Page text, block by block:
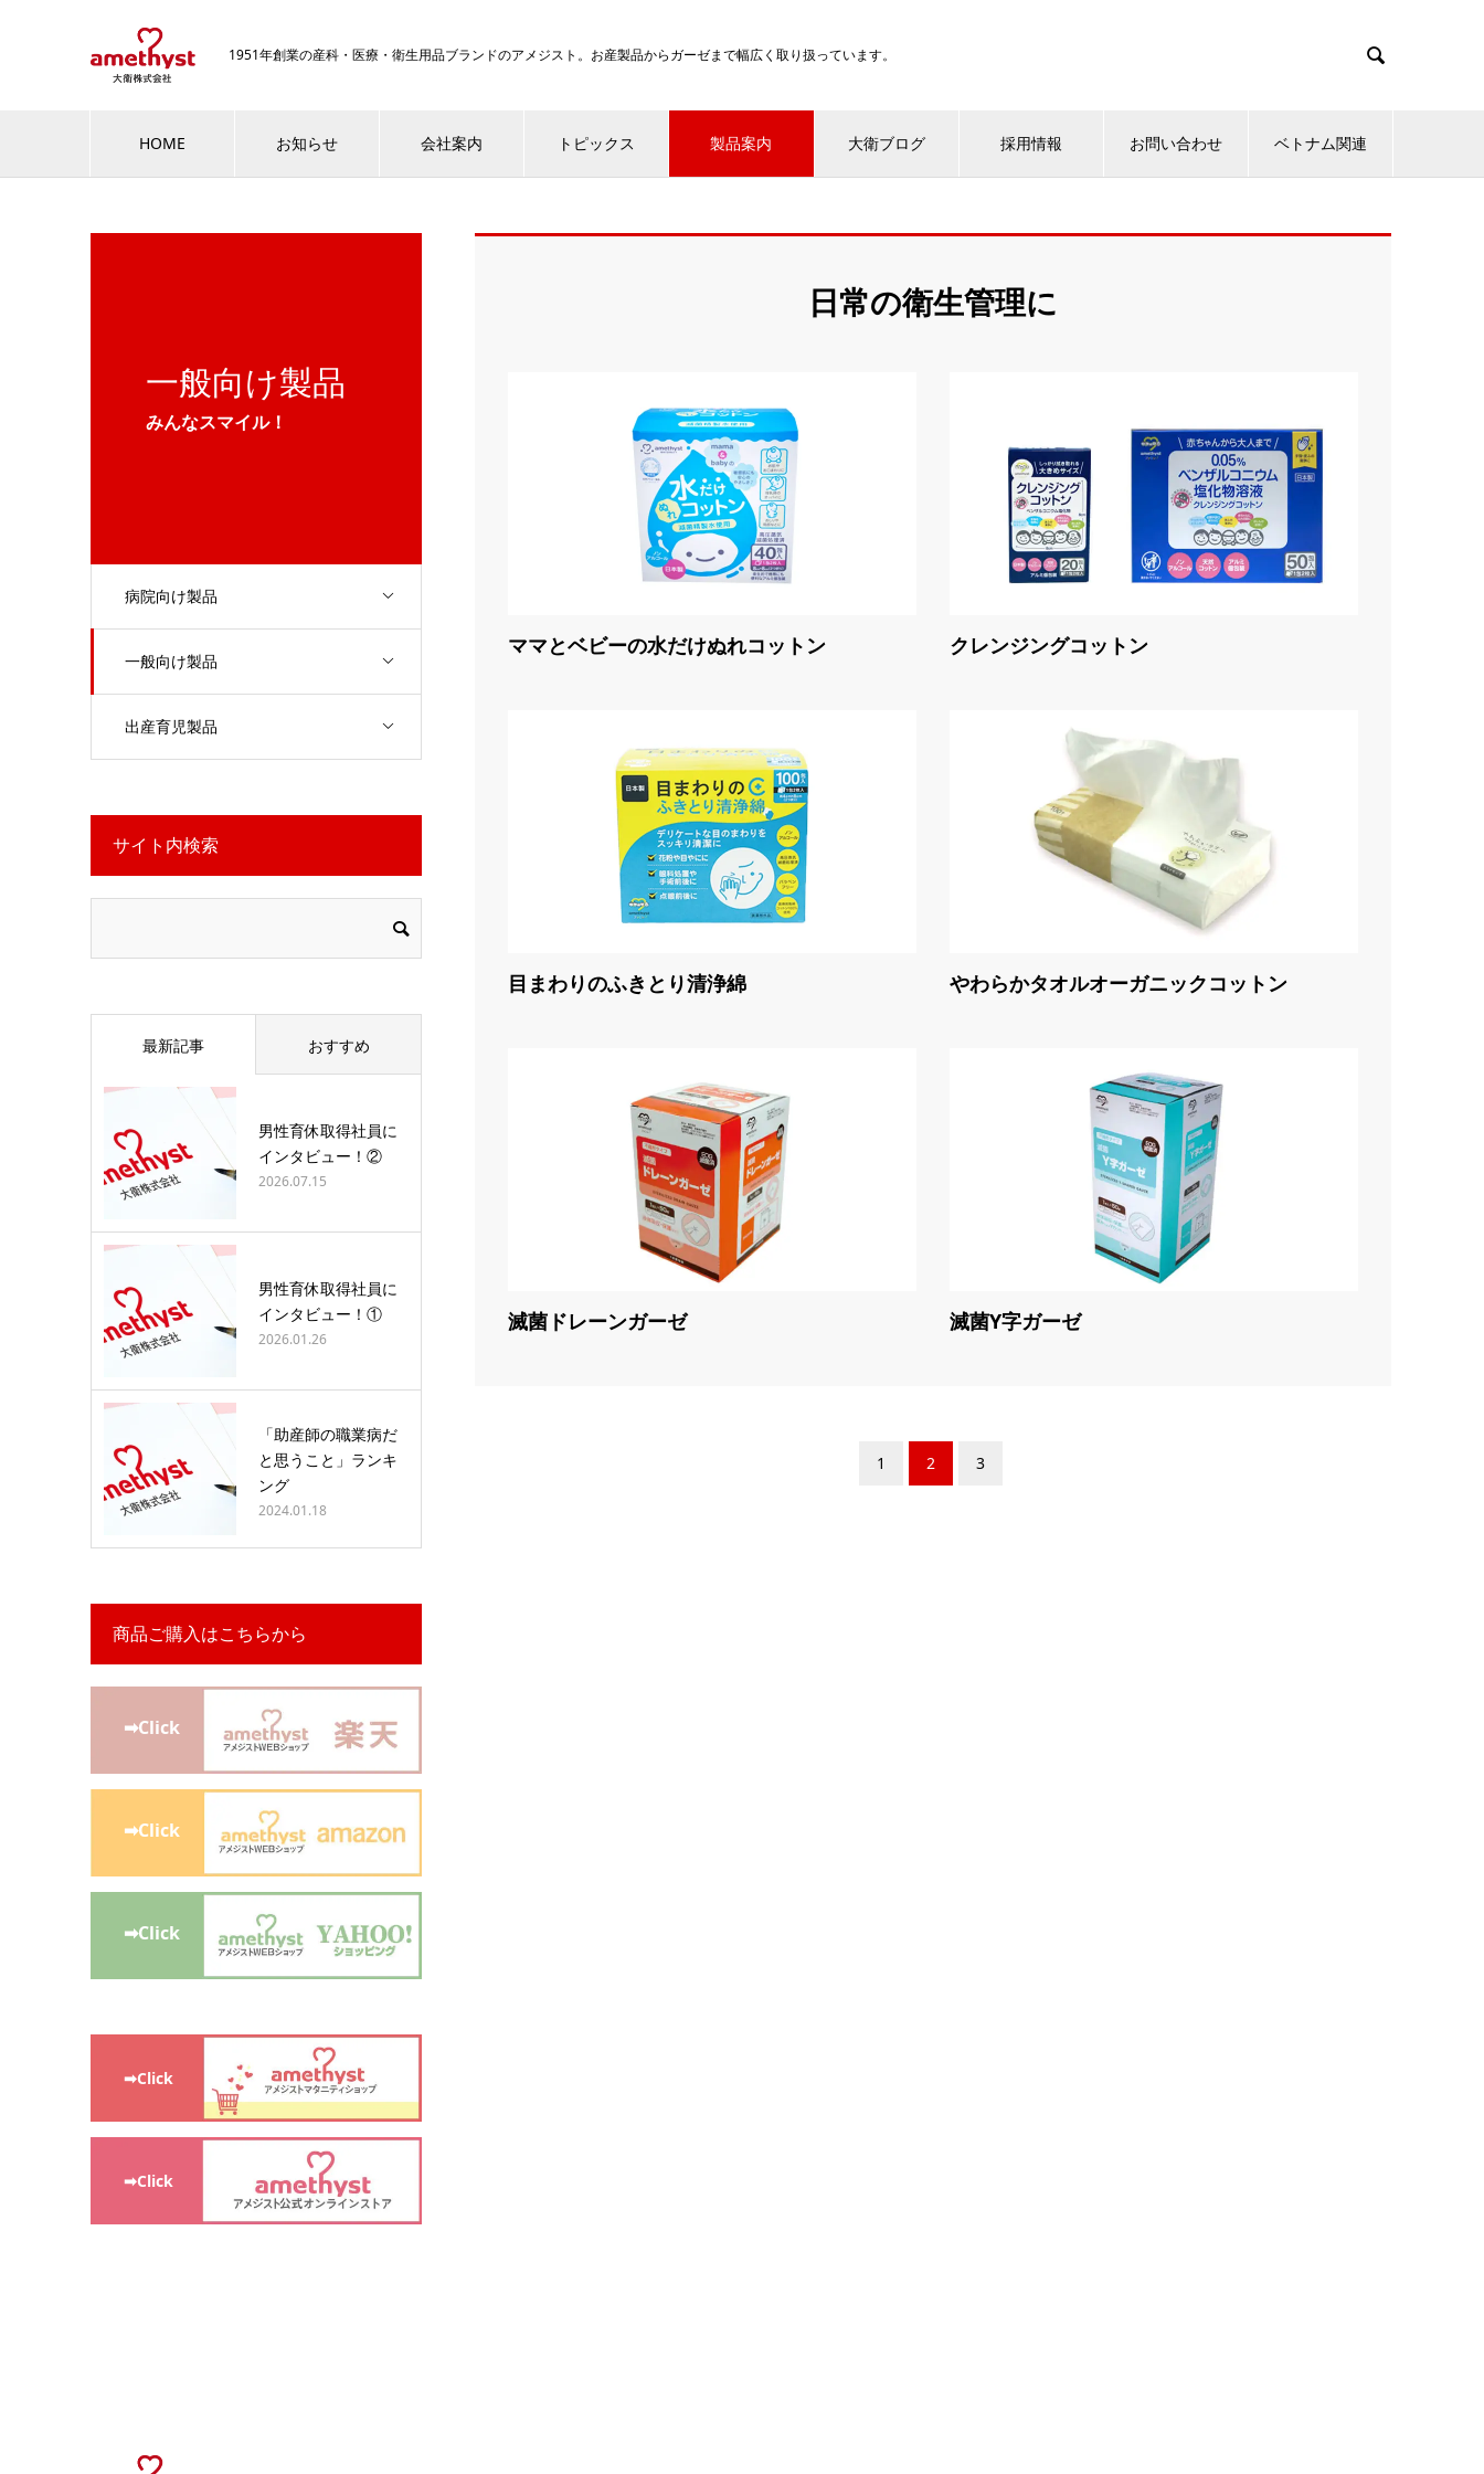
1951年創業の産科・医療・衛生用品ブランドのアメジスト。お産製品からガーゼまで幅広く取り扱っています。 
HOME お知らせ 会社案内 トピックス 製品案内 大衛ブログ 採用情報 お問い合わせ ベトナム関連
一般向け製品
みんなスマイル！
病院向け製品
一般向け製品
出産育児製品
日常の衛生管理に
ママとベビーの水だけぬれコットン クレンジングコットン
目まわりのふきとり清浄綿 やわらかタオルオーガニックコットン
滅菌ドレーンガーゼ 滅菌Y字ガーゼ
1 2 3
サイト内検索
最新記事 おすすめ
男性育休取得社員に
インタビュー！②
2026.07.15
男性育休取得社員に
インタビュー！①
2026.01.26
「助産師の職業病だ
と思うこと」ランキ
ング
2024.01.18
商品ご購入はこちらから
➡Click
➡Click
➡Click
➡Click
➡Click